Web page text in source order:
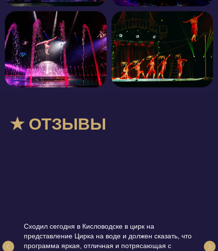
★ ОТЗЫВЫ
Сходил сегодня в Кисловодске в цирк на
представление Цирка на воде и должен сказать, что
программа яркая, отличная и потрясающая с